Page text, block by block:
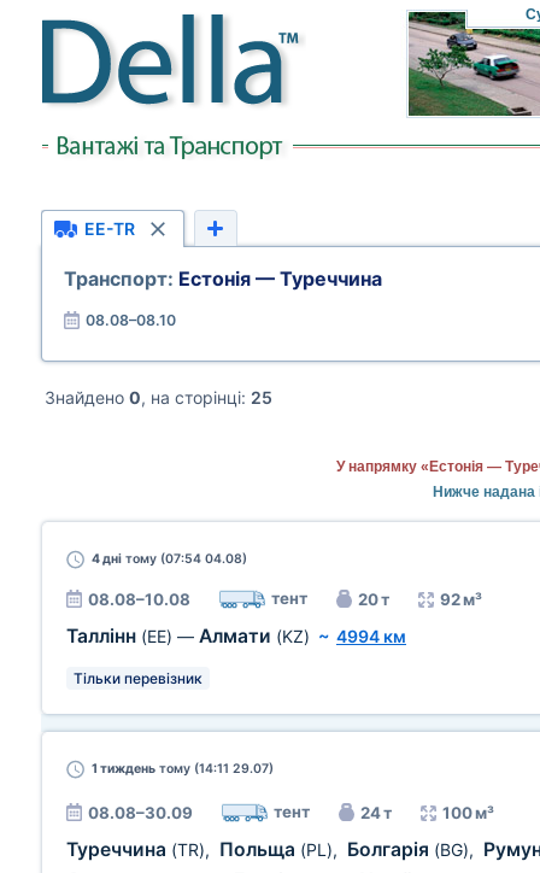
EE-TR
Транспорт: Естонія — Туреччина
08.08–08.10
Знайдено 0, на сторінці: 25
У напрямку «Естонія —
Нижче надана
4 дні тому (07:54 04.08)
08.08–10.08 тент 20 т 92 м³
Таллінн (EE) — Алмати (KZ) ~ 4994 км
Тільки перевізник
1 тиждень тому (14:11 29.07)
08.08–30.09 тент 24 т 100 м³
Туреччина (TR), Польща (PL), Болгарія (BG),